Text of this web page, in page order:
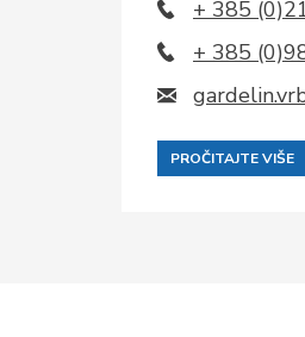
+ 385
+ 385
PROČITAJTE VIŠE